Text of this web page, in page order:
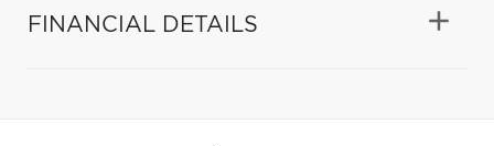
FINANCIAL DETAILS